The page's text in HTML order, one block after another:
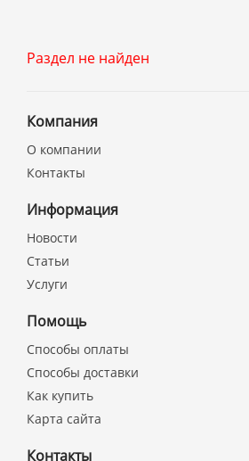
Раздел не найден
Компания
О компании
Контакты
Информация
Новости
Статьи
Услуги
Помощь
Способы оплаты
Способы доставки
Как купить
Карта сайта
Контакты